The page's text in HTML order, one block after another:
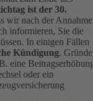
ist der 30.
wir nach der Annahme
informieren, Sie die
In einigen Fällen
Kündigung. Gründe
eine
oder ein